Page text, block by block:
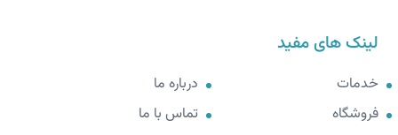
لینک های مفید
خدمات
فروشگاه
درباره ما
تماس با ما